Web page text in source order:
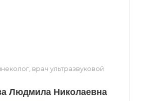
врач ультразвуковой
Людмила Николаевна